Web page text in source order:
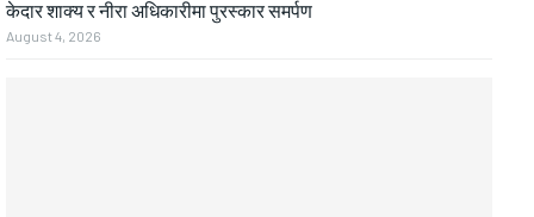
केदार शाक्य र नीरा अधिकारीमा पुरस्कार समर्पण
August 4, 2026